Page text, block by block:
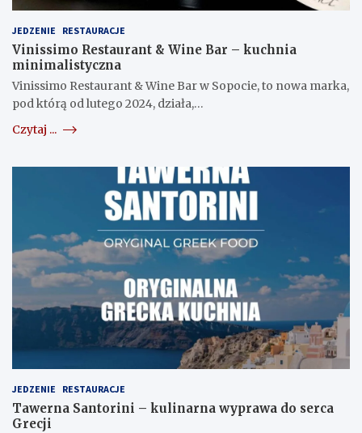
JEDZENIE RESTAURACJE
Vinissimo Restaurant & Wine Bar – kuchnia
minimalistyczna
Vinissimo Restaurant & Wine Bar w Sopocie, to nowa marka,
pod którą od lutego 2024, działa,…
Czytaj ...
JEDZENIE RESTAURACJE
Tawerna Santorini – kulinarna wyprawa do serca
Grecji